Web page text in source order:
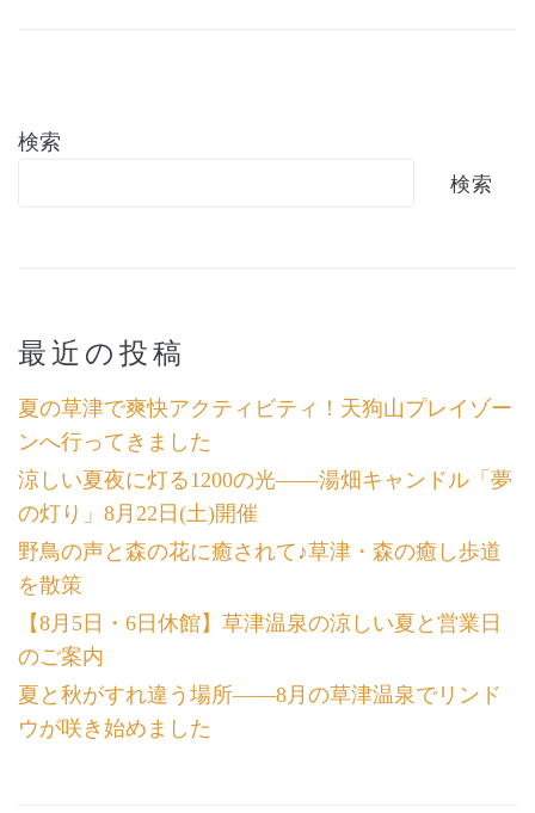
検索
検索
最近の投稿
夏の草津で爽快アクティビティ！天狗山プレイゾー
ンへ行ってきました
涼しい夏夜に灯る1200の光――湯畑キャンドル「夢
の灯り」8月22日(土)開催
野鳥の声と森の花に癒されて♪草津・森の癒し歩道
を散策
【8月5日・6日休館】草津温泉の涼しい夏と営業日
のご案内
夏と秋がすれ違う場所――8月の草津温泉でリンド
ウが咲き始めました